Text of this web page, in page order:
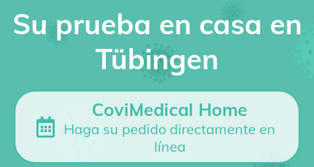
Su prueba en casa en
Tübingen
CoviMedical Home
Haga su pedido directamente en
línea